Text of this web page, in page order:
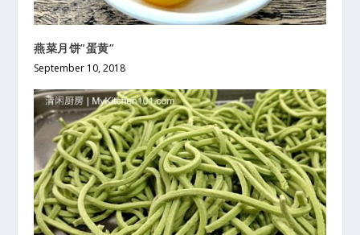
燕菜月饼”蛋黄”
September 10, 2018